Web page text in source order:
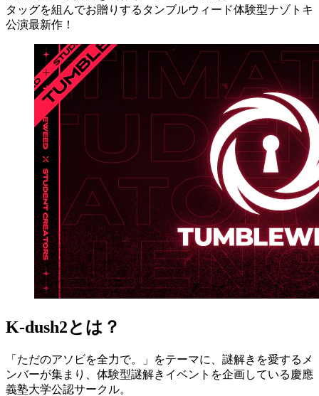
タッグを組んでお贈りするタンブルウィード体験型ナゾトキ
公演最新作！
K-dush2とは？
「ただのアソビを全力で。」をテーマに、謎解きを愛するメ
ンバーが集まり、体験型謎解きイベントを企画している慶應
義塾大学公認サークル。